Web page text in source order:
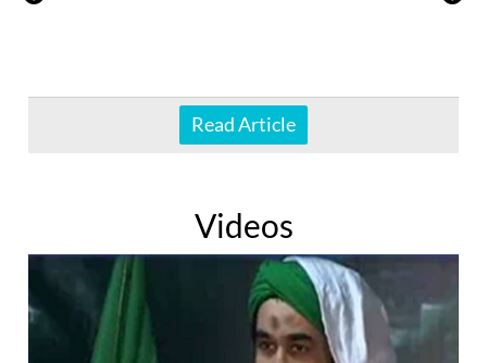
Read Article
Videos